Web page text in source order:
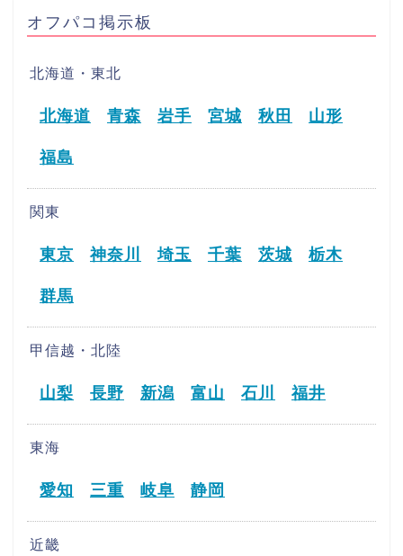
オフパコ掲示板
北海道・東北
北海道 青森 岩手 宮城 秋田 山形
福島
関東
東京 神奈川 埼玉 千葉 茨城 栃木
群馬
甲信越・北陸
山梨 長野 新潟 富山 石川 福井
東海
愛知 三重 岐阜 静岡
近畿